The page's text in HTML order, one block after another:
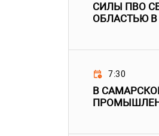
СИЛЫ ПВО
ОБЛАСТЬЮ
7:30
В